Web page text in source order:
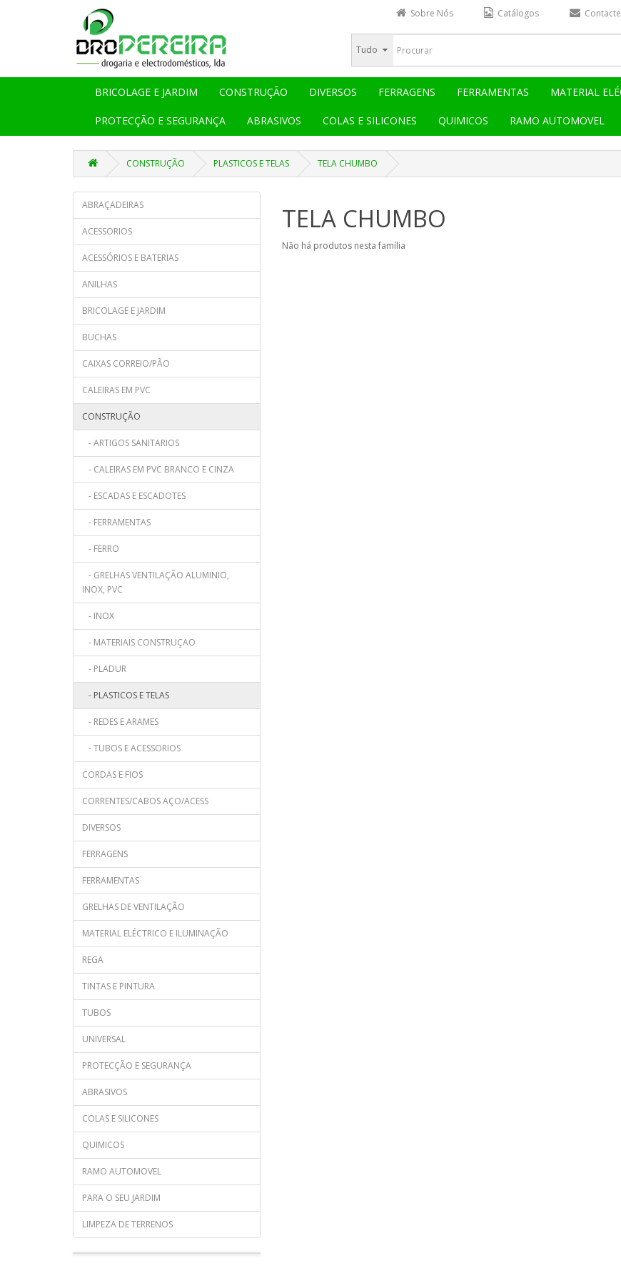
Sobre Nós Catálogos
Tudo
BRICOLAGE E JARDIM CONSTRUÇÃO DIVERSOS FERRAGENS FERRAMENTAS MATERIAL
PROTECÇÃO E SEGURANÇA ABRASIVOS COLAS E SILICONES QUIMICOS RAMO AUTOMOVEL
CONSTRUÇÃO PLASTICOS E TELAS TELA CHUMBO
ABRAÇADEIRAS
ACESSORIOS
ACESSÓRIOS E BATERIAS
ANILHAS
BRICOLAGE E JARDIM
BUCHAS
CAIXAS CORREIO/PÃO
CALEIRAS EM PVC
CONSTRUÇÃO
- ARTIGOS SANITARIOS
- CALEIRAS EM PVC BRANCO E CINZA
- ESCADAS E ESCADOTES
- FERRAMENTAS
- FERRO
- GRELHAS VENTILAÇÃO ALUMINIO,
INOX, PVC
- INOX
- MATERIAIS CONSTRUÇAO
- PLADUR
- PLASTICOS E TELAS
- REDES E ARAMES
- TUBOS E ACESSORIOS
CORDAS E FIOS
CORRENTES/CABOS AÇO/ACESS
DIVERSOS
FERRAGENS
FERRAMENTAS
GRELHAS DE VENTILAÇÃO
MATERIAL ELÉCTRICO E ILUMINAÇÃO
REGA
TINTAS E PINTURA
TUBOS
UNIVERSAL
PROTECÇÃO E SEGURANÇA
ABRASIVOS
COLAS E SILICONES
QUIMICOS
RAMO AUTOMOVEL
PARA O SEU JARDIM
LIMPEZA DE TERRENOS
TELA CHUMBO
Não há produtos nesta família